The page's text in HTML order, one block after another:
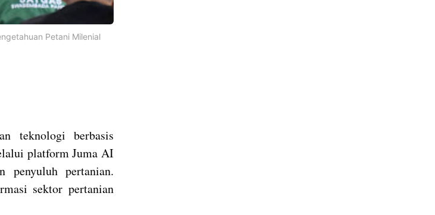
Petani Milenial
teknologi berbasis
platform Juma AI
penyuluh pertanian.
sektor pertanian